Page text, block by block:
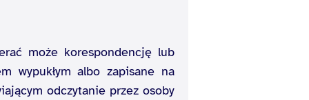
może korespondencję lub
wypukłym albo zapisane na
odczytanie przez osoby